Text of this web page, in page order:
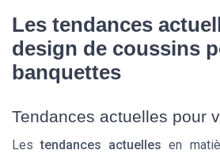
Les tendances
design de coussins
banquettes
Tendances actuelles pour
Lestendances actuelles en